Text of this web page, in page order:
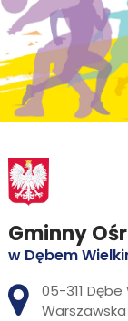
Gminny
w Dębem
Adres
05-311 Dębe
Warszawska